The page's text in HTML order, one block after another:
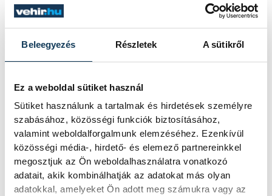
Beleegyezés Részletek A sütikről
Ez a weboldal sütiket használ
Sütiket használunk a tartalmak és hirdetések személyre
szabásához, közösségi funkciók biztosításához,
valamint weboldalforgalmunk elemzéséhez. Ezenkívül
közösségi média-, hirdető- és elemező partnereinkkel
megosztjuk az Ön weboldalhasználatra vonatkozó
adatait, akik kombinálhatják az adatokat más olyan
adatokkal, amelyeket Ön adott meg számukra vagy az
Balaton 2023 Európa Kulturális Fővárosa
program örökségeként 2023 óta tartó
együttműködésünk a közösségépítés, az
önkéntesség, a hagyomány, az innováció
és a fenntarthatóság elveit szolgálja és
hosszú távon is segíti régiónk
modernizációját, környezeti és gazdasági
érdekeit.
Köszönjük a Biopol Kft, az Ádám Kert Kft, a